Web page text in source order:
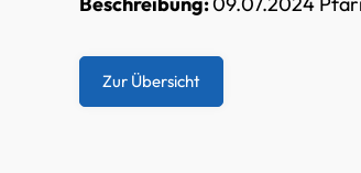
Zur Übersicht